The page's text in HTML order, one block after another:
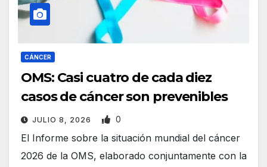
CÁNCER
OMS: Casi cuatro de cada diez
casos de cáncer son prevenibles
JULIO 8, 2026 0
El Informe sobre la situación mundial del cáncer
2026 de la OMS, elaborado conjuntamente con la